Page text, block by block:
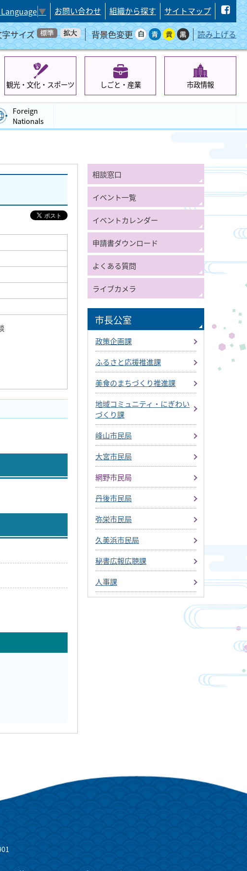
▼ お問い合わせ 組織から探す サイトマップ
サイズ 背景色変更 読み上げる
観光・文化・スポーツ しごと・産業 市政情報
Foreign
Nationals
相談窓口
イベント一覧
イベントカレンダー
申請書ダウンロード
よくある質問
ライブカメラ
市長公室
政策企画課
ふるさと応援推進課
美食のまちづくり推進課
地域コミュニティ・にぎわい
づくり課
峰山市民局
大宮市民局
網野市民局
丹後市民局
弥栄市民局
久美浜市民局
秘書広報広聴課
人事課